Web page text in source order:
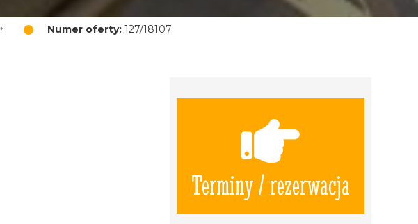
Numer oferty:127/18107
Terminy / rezerwacja